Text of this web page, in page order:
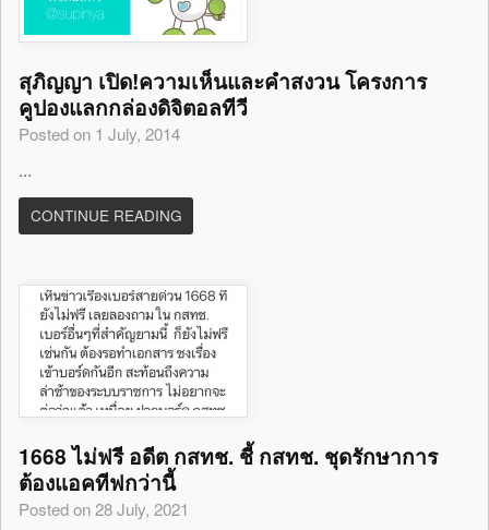
สุภิญญา เปิด!ความเห็นและคำสงวน โครงการ
คูปองแลกกล่องดิจิตอลทีวี
Posted on 1 July, 2014
...
CONTINUE READING
1668 ไม่ฟรี อดีต กสทช. ชี้ กสทช. ชุดรักษาการ
ต้องแอคทีฟกว่านี้
Posted on 28 July, 2021